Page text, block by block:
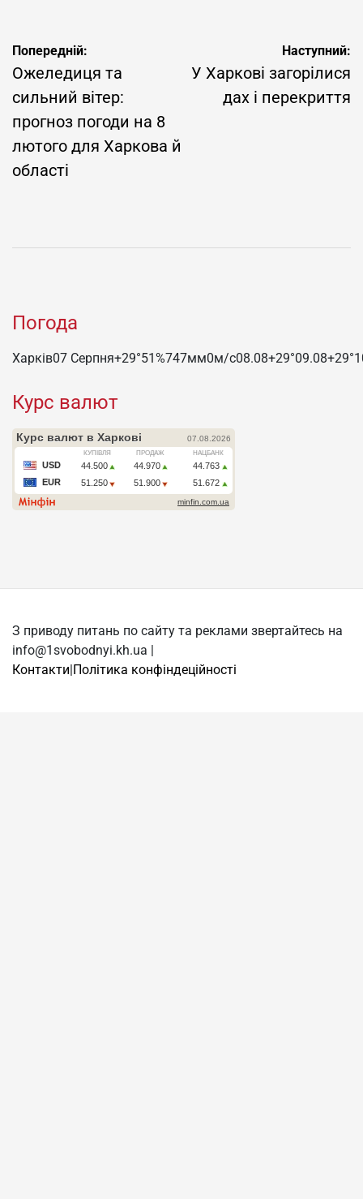
Навігація
записів
Попередній:
Ожеледиця та
сильний вітер:
прогноз погоди на 8
лютого для Харкова й
області
Наступний:
У Харкові загорілися
дах і перекриття
Погода
Харків07 Серпня+29°51%747мм0м/c08.08+29°09.08+29°
Курс валют
З приводу питань по сайту та реклами звертайтесь на
info@1svobodnyi.kh.ua |
Контакти|Політика конфіндеційності